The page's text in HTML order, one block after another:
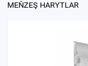
MEŇZEŞ HARYTLAR